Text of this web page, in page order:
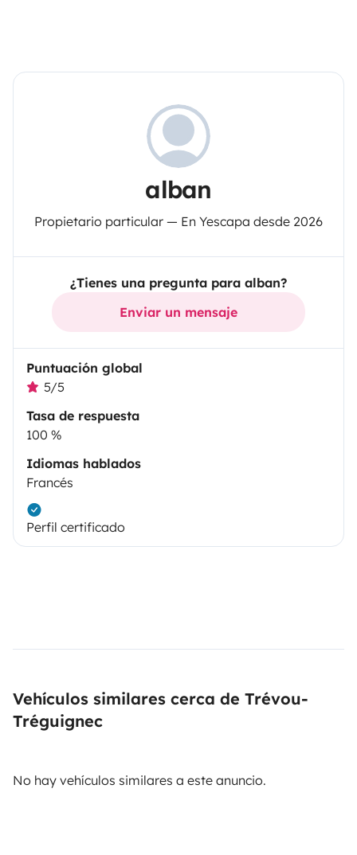
alban
Propietario particular — En Yescapa desde 2026
¿Tienes una pregunta para alban?
Enviar un mensaje
Puntuación global
5/5
Tasa de respuesta
100 %
Idiomas hablados
Francés
Perfil certificado
Vehículos similares cerca de Trévou-
Tréguignec
No hay vehículos similares a este anuncio.